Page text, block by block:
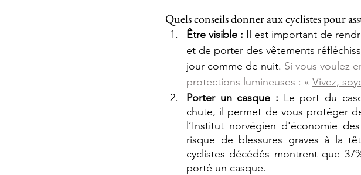
Quels conseils donner aux cyclistes pour
Être visible : Il est important de
et de porter des vêtements
jour comme de nuit. Si vous voulez
protections lumineuses : « Vivez,
Porter un casque : Le port du
chute, il permet de vous protéger
l’Institut norvégien d'économie
risque de blessures graves à la
cyclistes décédés montrent que
porté un casque.